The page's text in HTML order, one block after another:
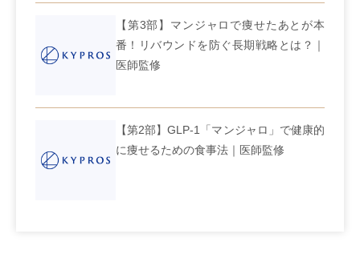
【第3部】マンジャロで痩せたあとが本
番！リバウンドを防ぐ長期戦略とは？｜
医師監修
【第2部】GLP-1「マンジャロ」で健康的
に痩せるための食事法｜医師監修